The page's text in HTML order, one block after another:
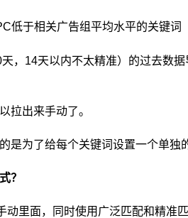
低于相关广告组平均水平的关键词
，14天以内不太精准）的过去数
拉出来手动了。
是为了给每个关键词设置一个单独
？
里面，同时使用广泛匹配和精准匹